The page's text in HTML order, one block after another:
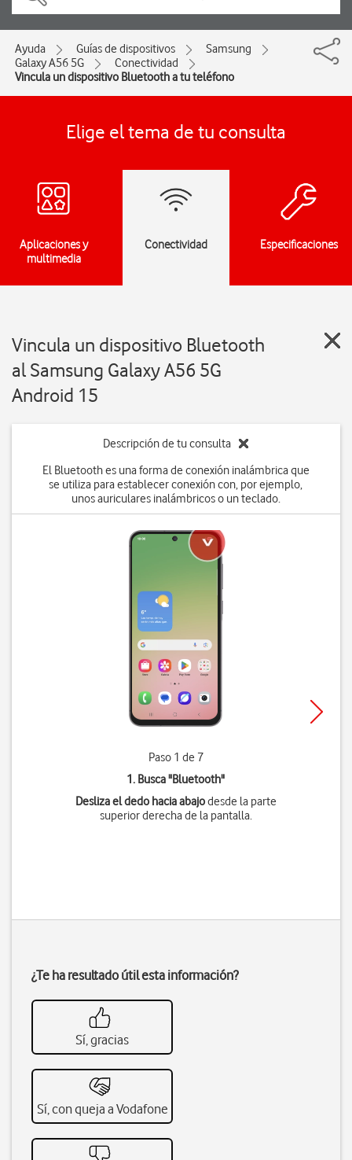
Ayuda Guías de dispositivos
Samsung
Galaxy A56 5G
Conectividad
Vincula un dispositivo Bluetooth a tu teléfono
Elige el tema de tu consulta
Aplicaciones y
multimedia
Conectividad Especificaciones
Vincula un dispositivo Bluetooth
al Samsung Galaxy A56 5G
Android 15
Descripción de tu consulta
El Bluetooth es una forma de conexión inalámbrica que
se utiliza para establecer conexión con, por ejemplo,
unos auriculares inalámbricos o un teclado.
Paso 1 de 7
1. Busca "Bluetooth"
Desliza el dedo hacia abajodesde la parte
superior derecha de la pantalla.
¿Te ha resultado útil esta información?
Sí, gracias
Sí, con queja a Vodafone